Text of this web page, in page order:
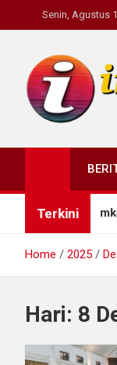
to
Senin, Agustus
Terkini
Tanamkan
Home 2025
Hari: 8